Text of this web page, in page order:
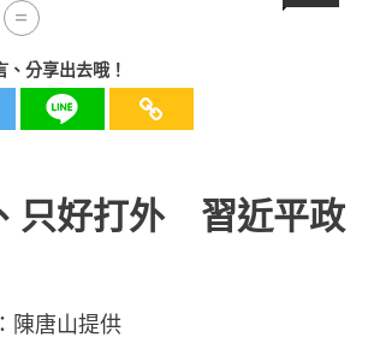
=
分享出去哦！
只好打外 習近平政
陳唐山提供